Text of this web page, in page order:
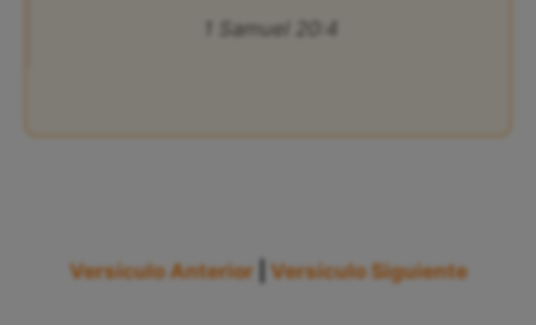
1 Samuel 20:4
Versículo Anterior Versículo Siguiente